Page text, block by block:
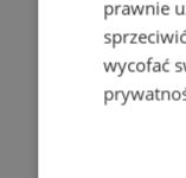
prawnie
wycofać